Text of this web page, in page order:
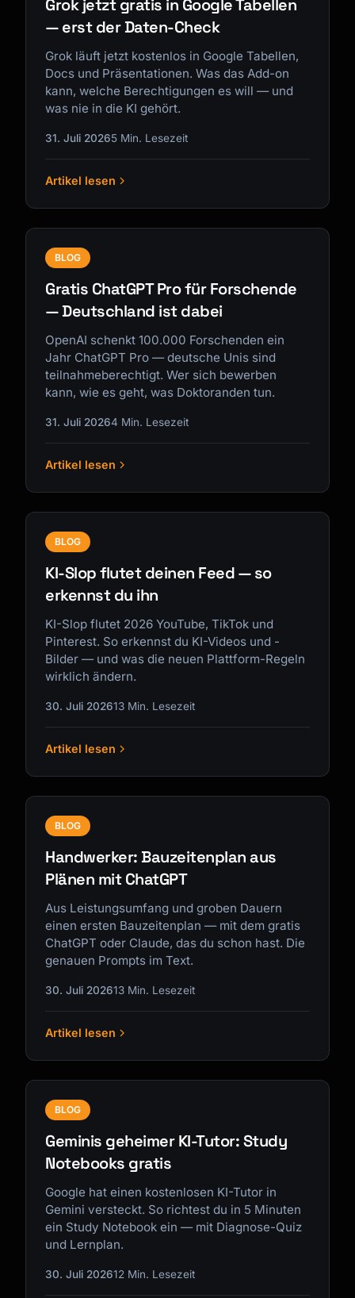
Grok jetzt gratis in Google Tabellen
— erst der Daten-Check
Grok läuft jetzt kostenlos in Google Tabellen,
Docs und Präsentationen. Was das Add-on
kann, welche Berechtigungen es will — und
was nie in die KI gehört.
31. Juli 20265 Min. Lesezeit
Artikel lesen
BLOG
Gratis ChatGPT Pro für Forschende
— Deutschland ist dabei
OpenAI schenkt 100.000 Forschenden ein
Jahr ChatGPT Pro — deutsche Unis sind
teilnahmeberechtigt. Wer sich bewerben
kann, wie es geht, was Doktoranden tun.
31. Juli 20264 Min. Lesezeit
Artikel lesen
BLOG
KI-Slop flutet deinen Feed — so
erkennst du ihn
KI-Slop flutet 2026 YouTube, TikTok und
Pinterest. So erkennst du KI-Videos und -
Bilder — und was die neuen Plattform-Regeln
wirklich ändern.
30. Juli 202613 Min. Lesezeit
Artikel lesen
BLOG
Handwerker: Bauzeitenplan aus
Plänen mit ChatGPT
Aus Leistungsumfang und groben Dauern
einen ersten Bauzeitenplan — mit dem gratis
ChatGPT oder Claude, das du schon hast. Die
genauen Prompts im Text.
30. Juli 202613 Min. Lesezeit
Artikel lesen
BLOG
Geminis geheimer KI-Tutor: Study
Notebooks gratis
Google hat einen kostenlosen KI-Tutor in
Gemini versteckt. So richtest du in 5 Minuten
ein Study Notebook ein — mit Diagnose-Quiz
und Lernplan.
30. Juli 202612 Min. Lesezeit